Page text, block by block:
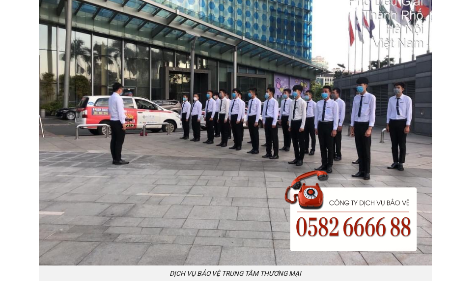
DỊCH VỤ BẢO VỆ TRUNG TÂM THƯƠNG MẠI